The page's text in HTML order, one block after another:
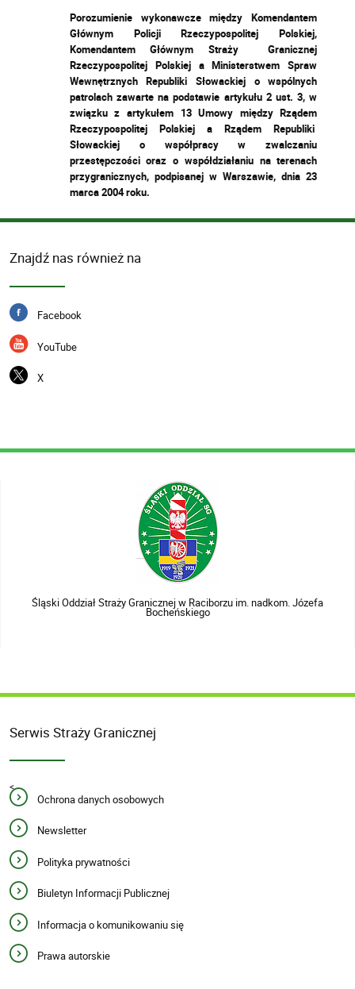
Porozumienie wykonawcze między Komendantem
Głównym Policji Rzeczypospolitej Polskiej,
Komendantem Głównym Straży Granicznej
Rzeczypospolitej Polskiej a Ministerstwem Spraw
Wewnętrznych Republiki Słowackiej o wspólnych
patrolach zawarte na podstawie artykułu 2 ust. 3, w
związku z artykułem 13 Umowy między Rządem
Rzeczypospolitej Polskiej a Rządem Republiki
Słowackiej o współpracy w zwalczaniu
przestępczości oraz o współdziałaniu na terenach
przygranicznych, podpisanej w Warszawie, dnia 23
marca 2004 roku.
Znajdź nas również na
Facebook
YouTube
X
Śląski Oddział Straży Granicznej w Raciborzu im. nadkom. Józefa
Bocheńskiego
Serwis Straży Granicznej
<
Ochrona danych osobowych
Newsletter
Polityka prywatności
Biuletyn Informacji Publicznej
Informacja o komunikowaniu się
Prawa autorskie